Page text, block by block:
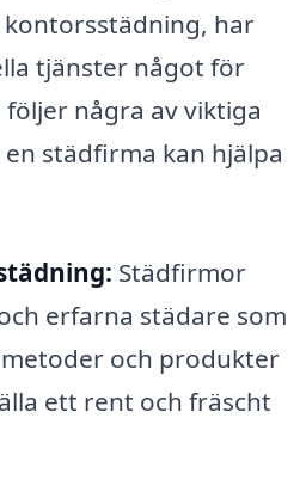
har
tjänster något för
några av viktiga
städfirma kan hjälpa
Städfirmor
erfarna städare som
och produkter
ett rent och fräscht